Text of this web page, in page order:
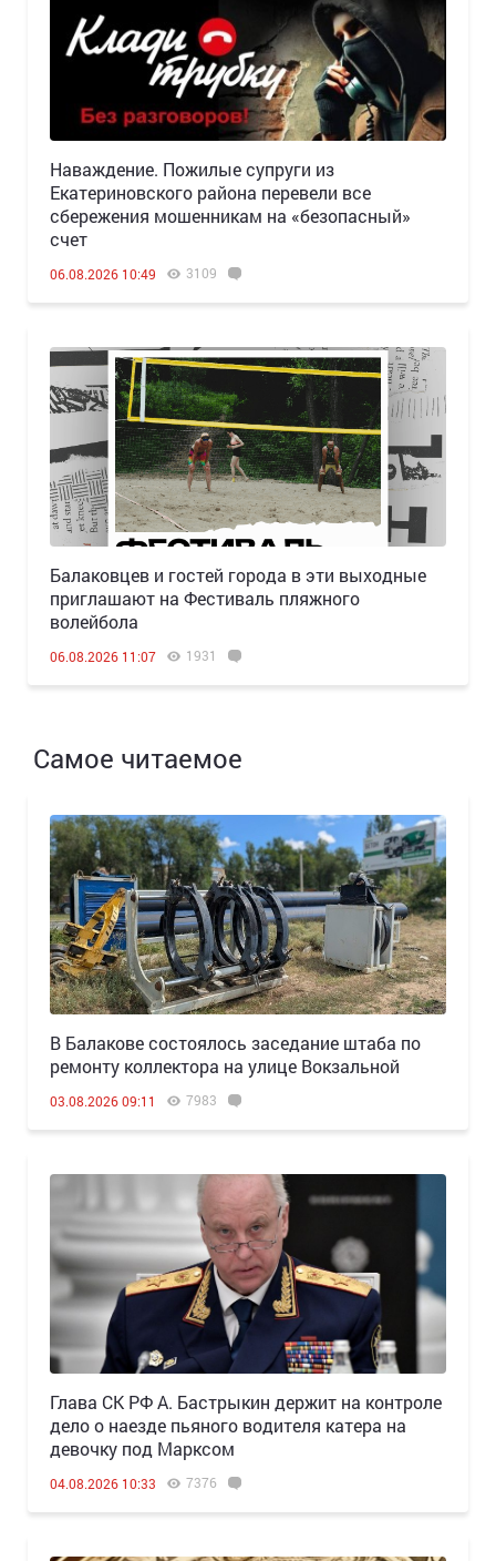
Наваждение. Пожилые супруги из
Екатериновского района перевели все
сбережения мошенникам на «безопасный»
счет
06.08.2026 10:49 3109
Балаковцев и гостей города в эти выходные
приглашают на Фестиваль пляжного
волейбола
06.08.2026 11:07 1931
Самое читаемое
В Балакове состоялось заседание штаба по
ремонту коллектора на улице Вокзальной
03.08.2026 09:11 7983
Глава СК РФ А. Бастрыкин держит на контроле
дело о наезде пьяного водителя катера на
девочку под Марксом
04.08.2026 10:33 7376